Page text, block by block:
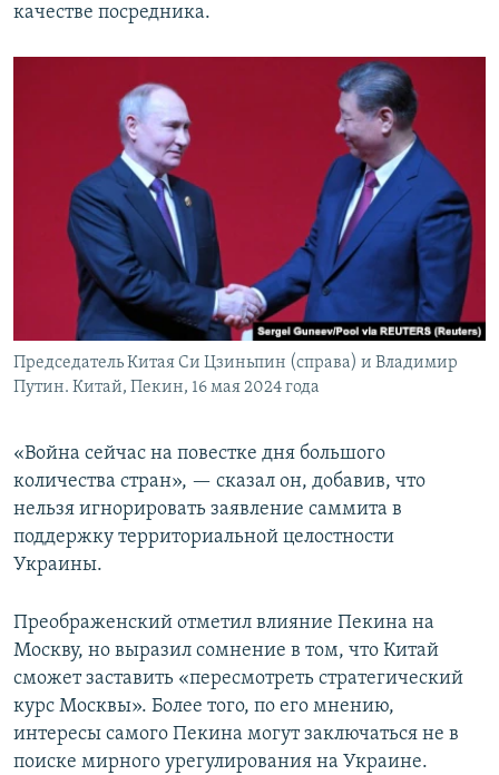
качестве посредника.
Председатель Китая Си Цзиньпин (справа) и Владимир
Путин. Китай, Пекин, 16 мая 2024 года
«Война сейчас на повестке дня большого
количества стран», — сказал он, добавив, что
нельзя игнорировать заявление саммита в
поддержку территориальной целостности
Украины.
Преображенский отметил влияние Пекина на
Москву, но выразил сомнение в том, что Китай
сможет заставить «пересмотреть стратегический
курс Москвы». Более того, по его мнению,
интересы самого Пекина могут заключаться не в
поиске мирного урегулирования на Украине.